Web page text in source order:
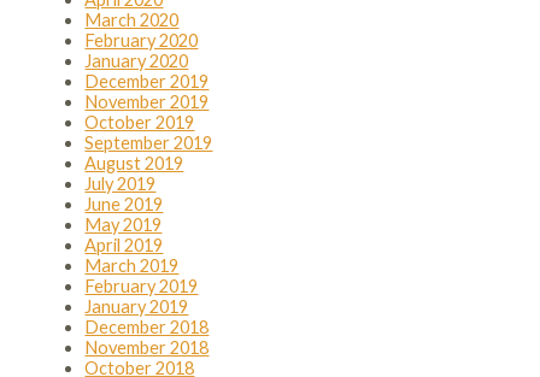
March 2020
February 2020
January 2020
December 2019
November 2019
October 2019
September 2019
August 2019
July 2019
June 2019
May 2019
April 2019
March 2019
February 2019
January 2019
December 2018
November 2018
October 2018